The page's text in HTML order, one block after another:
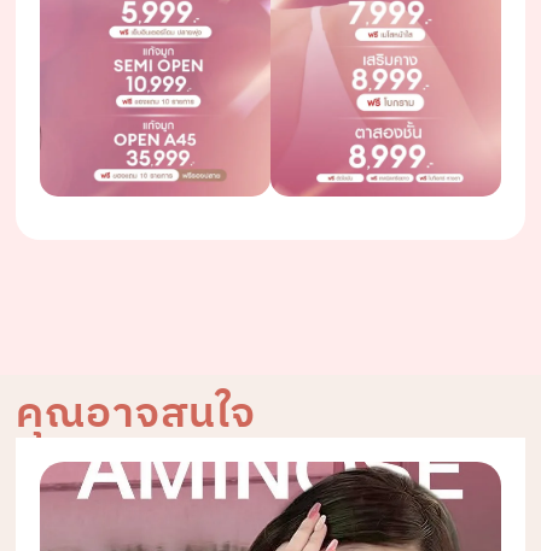
คุณอาจสนใจ